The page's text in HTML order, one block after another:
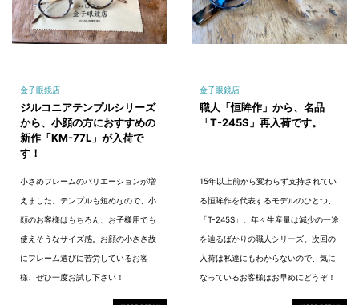
金子眼鏡店
ジルコニアテンプルシリーズ
から、小顔の方におすすめの
新作「KM-77L」が入荷で
す！
小さめフレームのバリエーションが増
えました。テンプルも短めなので、小
顔のお客様はもちろん、お子様用でも
使えそうなサイズ感。お顔の小ささ故
にフレーム選びに苦労しているお客
様、ぜひ一度お試し下さい！
金子眼鏡店
職人「恒眸作」から、名品
「T-245S」再入荷です。
15年以上前から変わらず支持されてい
る恒眸作を代表するモデルのひとつ、
「T-245S」。年々生産量は減少の一途
を辿るばかりの職人シリーズ。次回の
入荷は私達にもわからないので、気に
なっているお客様はお早めにどうぞ！